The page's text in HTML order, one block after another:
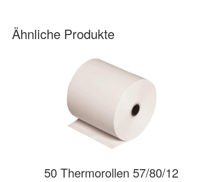
Ähnliche Produkte
50 Thermorollen 57/80/12